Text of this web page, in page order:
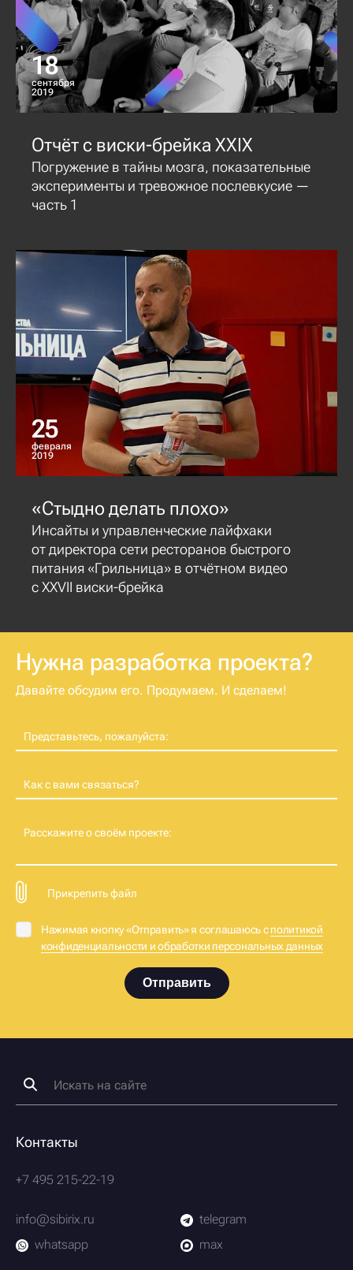
18
сентября
2019
Отчёт с виски-брейка XXIX
Погружение в тайны мозга, показательные
эксперименты и тревожное послевкусие —
часть 1
25
февраля
2019
«Стыдно делать плохо»
Инсайты и управленческие лайфхаки
от директора сети ресторанов быстрого
питания «Грильница» в отчётном видео
с XXVII виски-брейка
Нужна разработка проекта?
Давайте обсудим его. Продумаем. И сделаем!
Представьтесь, пожалуйста:
Как с вами связаться?
Расскажите о своём проекте:
Прикрепить файл
Нажимая кнопку «Отправить» я соглашаюсь сполитикой
конфиденциальности и обработки персональных данных
Отправить
Контакты
+7 495 215-22-19
info@sibirix.ru
telegram
whatsapp
max